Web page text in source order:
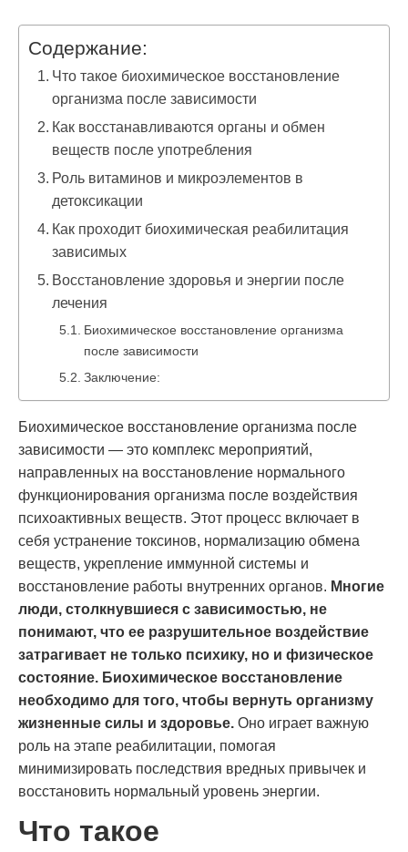
Содержание:
Что такое биохимическое восстановление
организма после зависимости
Как восстанавливаются органы и обмен
веществ после употребления
Роль витаминов и микроэлементов в
детоксикации
Как проходит биохимическая реабилитация
зависимых
Восстановление здоровья и энергии после
лечения
Биохимическое восстановление организма
после зависимости
Заключение:
Биохимическое восстановление организма после
зависимости — это комплекс мероприятий,
направленных на восстановление нормального
функционирования организма после воздействия
психоактивных веществ. Этот процесс включает в
себя устранение токсинов, нормализацию обмена
веществ, укрепление иммунной системы и
восстановление работы внутренних органов. Многие
люди, столкнувшиеся с зависимостью, не
понимают, что ее разрушительное воздействие
затрагивает не только психику, но и физическое
состояние. Биохимическое восстановление
необходимо для того, чтобы вернуть организму
жизненные силы и здоровье. Оно играет важную
роль на этапе реабилитации, помогая
минимизировать последствия вредных привычек и
восстановить нормальный уровень энергии.
Что такое